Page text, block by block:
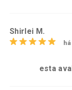
Shirlei M.
esta